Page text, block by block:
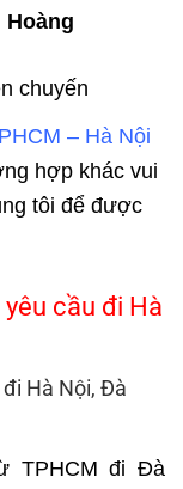
chuyến
– Hà Nội
hợp khác vui
tôi để được
cầu đi Hà
Hà Nội, Đà
TPHCM đi Đà